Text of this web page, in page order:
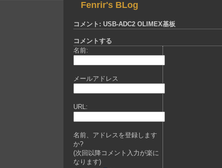
Fenrir's BLog
コメント: USB-ADC2 OLIMEX基板
コメントする
名前:
メールアドレス
URL:
名前、アドレスを登録します
か?
(次回以降コメント入力が楽に
なります)